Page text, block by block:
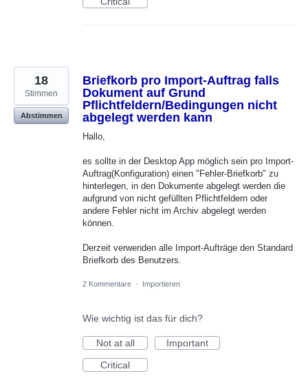
Briefkorb pro Import-Auftrag falls
Dokument auf Grund
Pflichtfeldern/Bedingungen nicht
abgelegt werden kann
Hallo,
es sollte in der Desktop App möglich sein pro Import-
Auftrag(Konfiguration) einen "Fehler-Briefkorb" zu
hinterlegen, in den Dokumente abgelegt werden die
aufgrund von nicht gefüllten Pflichtfeldern oder
andere Fehler nicht im Archiv abgelegt werden
können.
Derzeit verwenden alle Import-Aufträge den Standard
Briefkorb des Benutzers.
18
Stimmen
Abstimmen
2 Kommentare · Importieren
Wie wichtig ist das für dich?
Not at all
Important
Critical